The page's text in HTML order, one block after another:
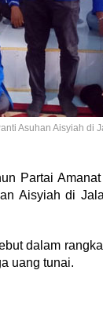
Asuhan Aisyiah di
Partai
Aisyiah di
dalam
uang tunai.